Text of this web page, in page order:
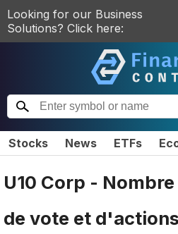
Looking for our Business
Solutions? Click here:
Stocks News ETFs
U10 Corp -
de vote et